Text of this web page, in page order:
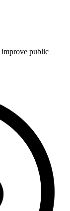
improve public